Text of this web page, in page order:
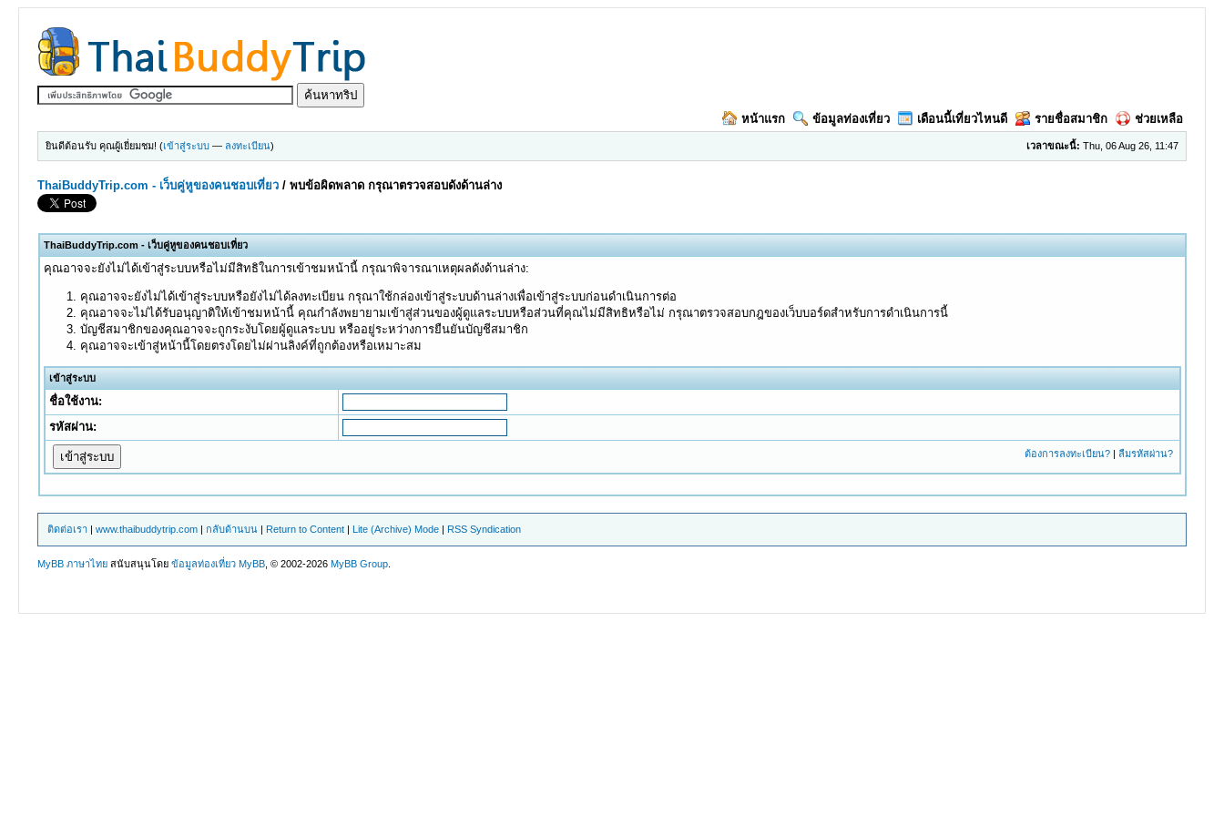
หน้าแรก ข้อมูลท่องเที่ยว เดือนนี้เที่ยวไหนดี รายชื่อสมาชิก ช่วยเหลือ
เวลาขณะนี้: Thu, 06 Aug 26, 11:47
ยินดีต้อนรับ คุณผู้เยี่ยมชม! (เข้าสู่ระบบ — ลงทะเบียน)
ThaiBuddyTrip.com - เว็บคู่หูของคนชอบเที่ยว /พบข้อผิดพลาด กรุณาตรวจสอบดังด้านล่าง
ThaiBuddyTrip.com - เว็บคู่หูของคนชอบเที่ยว
คุณอาจจะยังไม่ได้เข้าสู่ระบบหรือไม่มีสิทธิในการเข้าชมหน้านี้ กรุณาพิจารณาเหตุผลดังด้านล่าง:
คุณอาจจะยังไม่ได้เข้าสู่ระบบหรือยังไม่ได้ลงทะเบียน กรุณาใช้กล่องเข้าสู่ระบบด้านล่างเพื่อเข้าสู่ระบบก่อนดำเนินการต่อ
คุณอาจจะไม่ได้รับอนุญาติให้เข้าชมหน้านี้ คุณกำลังพยายามเข้าสู่ส่วนของผู้ดูแลระบบหรือส่วนที่คุณไม่มีสิทธิหรือไม่ กรุณาตรวจสอบกฎของเว็บบอร์ดสำหรับการดำเนินการนี้
บัญชีสมาชิกของคุณอาจจะถูกระงับโดยผู้ดูแลระบบ หรืออยู่ระหว่างการยืนยันบัญชีสมาชิก
คุณอาจจะเข้าสู่หน้านี้โดยตรงโดยไม่ผ่านลิงค์ที่ถูกต้องหรือเหมาะสม
เข้าสู่ระบบ
ชื่อใช้งาน:
รหัสผ่าน:
ต้องการลงทะเบียน?| ลืมรหัสผ่าน?
ติดต่อเรา |www.thaibuddytrip.com |กลับด้านบน | Return to Content | Lite (Archive) Mode | RSS Syndication
MyBB ภาษาไทย สนับสนุนโดยข้อมูลท่องเที่ยว MyBB , © 2002-2026MyBB Group